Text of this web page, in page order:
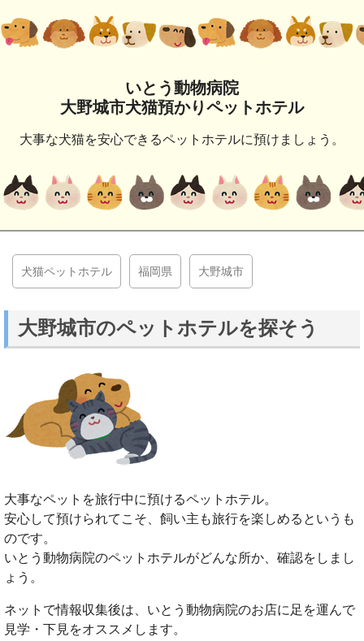
いとう動物病院
大野城市犬猫預かりペットホテル
大事な犬猫を安心できるペットホテルに預けましょう。
犬猫ペットホテル 福岡県 大野城市
大野城市のペットホテルを探そう
大事なペットを旅行中に預けるペットホテル。
安心して預けられてこそ、飼い主も旅行を楽しめるというも
のです。
いとう動物病院のペットホテルがどんな所か、確認をしまし
ょう。
ネットで情報収集後は、いとう動物病院のお店に足を運んで
見学・下見をオススメします。